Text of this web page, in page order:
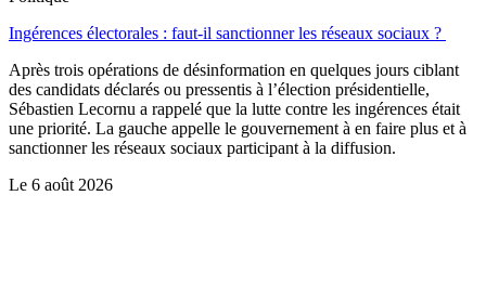
Ingérences électorales : faut-il sanctionner les réseaux sociaux ?
Après trois opérations de désinformation en quelques jours ciblant
des candidats déclarés ou pressentis à l’élection présidentielle,
Sébastien Lecornu a rappelé que la lutte contre les ingérences était
une priorité. La gauche appelle le gouvernement à en faire plus et à
sanctionner les réseaux sociaux participant à la diffusion.
Le 6 août 2026